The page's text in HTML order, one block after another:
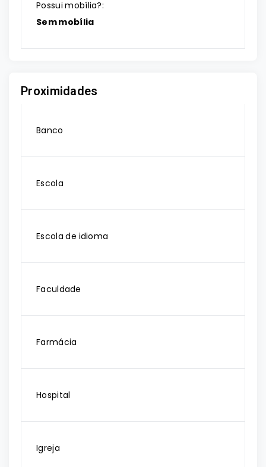
Possui mobília?:
Sem mobília
Proximidades
Banco
Escola
Escola de idioma
Faculdade
Farmácia
Hospital
Igreja